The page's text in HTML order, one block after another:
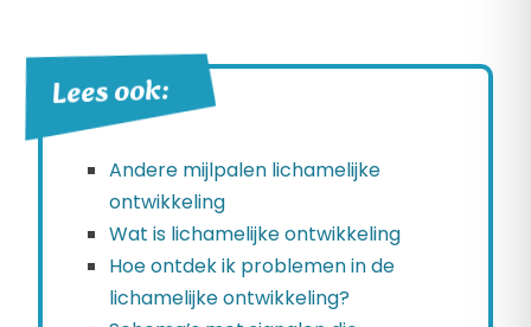
Lees ook:
Andere mijlpalen lichamelijke
ontwikkeling
Wat is lichamelijke ontwikkeling
Hoe ontdek ik problemen in de
lichamelijke ontwikkeling?